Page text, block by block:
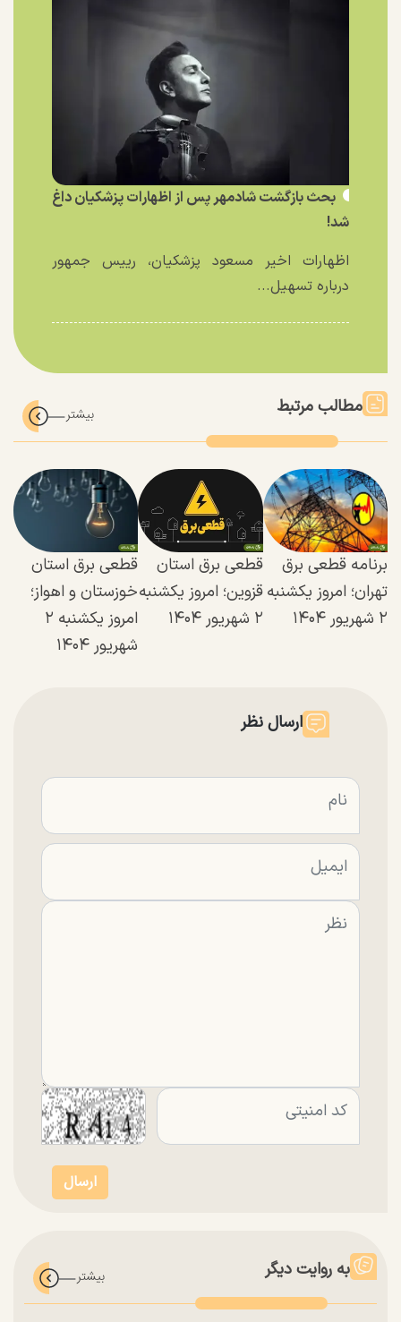
بحث بازگشت شادمهر پس از اظهارات پزشکیان داغ
شد!
اظهارات اخیر مسعود پزشکیان، رییس جمهور
درباره تسهیل...
مطالب مرتبط
برنامه قطعی برق
تهران؛ امروز یکشنبه
۲ شهریور ۱۴۰۴
قطعی برق استان
قزوین؛ امروز یکشنبه
۲ شهریور ۱۴۰۴
قطعی برق استان
خوزستان و اهواز؛
امروز یکشنبه ۲
شهریور ۱۴۰۴
ارسال نظر
به روایت دیگر